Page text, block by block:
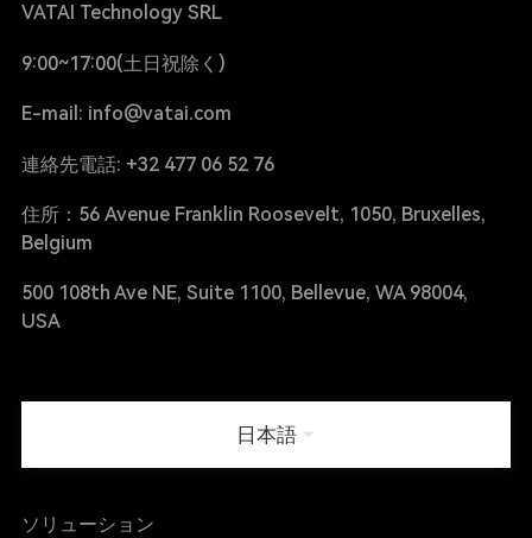
VATAI Technology SRL
9:00~17:00(土日祝除く)
E-mail: info@vatai.com
連絡先電話: +32 477 06 52 76
住所：56 Avenue Franklin Roosevelt, 1050, Bruxelles,
Belgium
500 108th Ave NE, Suite 1100, Bellevue, WA 98004,
USA
日本語
ソリューション